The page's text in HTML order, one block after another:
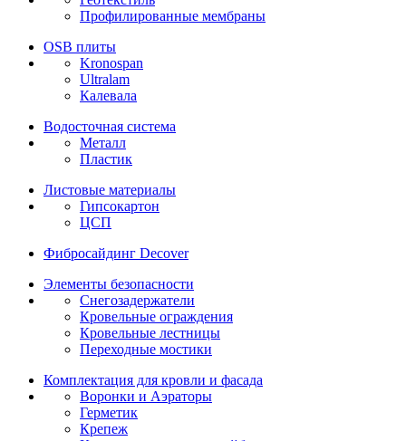
Профилированные мембраны
OSB плиты
Kronospan
Ultralam
Калевала
Водосточная система
Металл
Пластик
Листовые материалы
Гипсокартон
ЦСП
Фибросайдинг Decover
Элементы безопасности
Снегозадержатели
Кровельные ограждения
Кровельные лестницы
Переходные мостики
Комплектация для кровли и фасада
Воронки и Аэраторы
Герметик
Крепеж